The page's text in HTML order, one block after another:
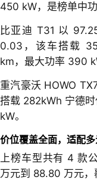
450 kW，是榜单中功
比亚迪 T31 以
0.03，该车搭载
km，最大功率 390
重汽豪沃 HOWO
搭载 282kWh 宁德
kW。
价位覆盖全面，适配
上榜车型共有 4 款
万元到 88.80 万元，